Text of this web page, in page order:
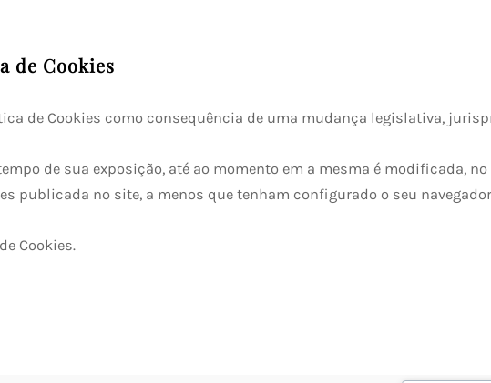
de Cookies
de Cookies como consequência de uma mudança legislativa,
de sua exposição, até ao momento em a mesma é modificada, no
publicada no site, a menos que tenham configurado o seu
Cookies.